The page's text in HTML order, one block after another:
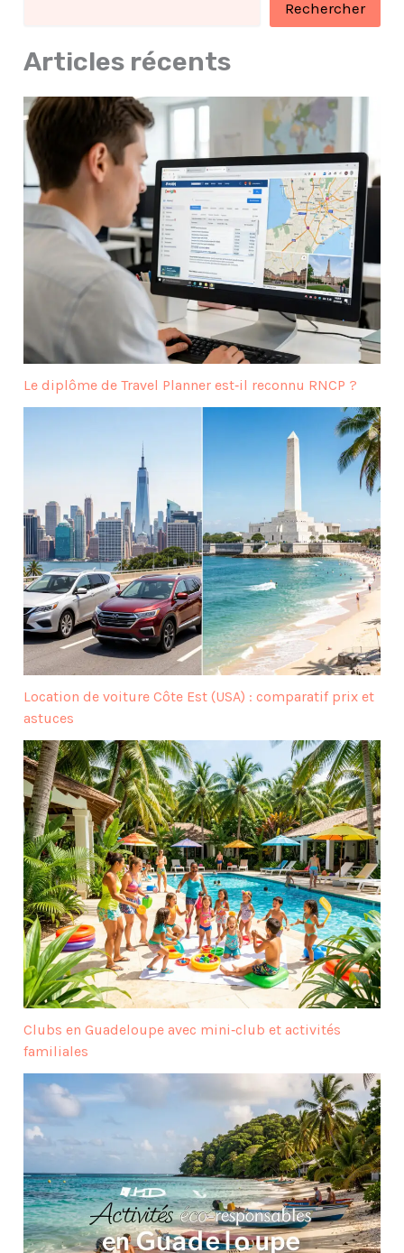
Rechercher
Articles récents
Le diplôme de Travel Planner est‑il reconnu RNCP ?
Location de voiture Côte Est (USA) : comparatif prix et
astuces
Clubs en Guadeloupe avec mini‑club et activités
familiales